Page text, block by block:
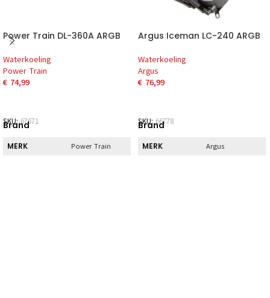
Power Train DL-360A ARGB
Waterkoeling
Power Train
€ 74,99
SKU:67671
Brand
MERK Power Train
Argus Iceman LC-240 ARGB
Waterkoeling
Argus
€ 76,99
SKU:66778
Brand
MERK Argus